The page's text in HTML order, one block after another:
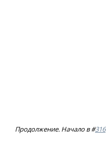
Продолжение. Начало в #316